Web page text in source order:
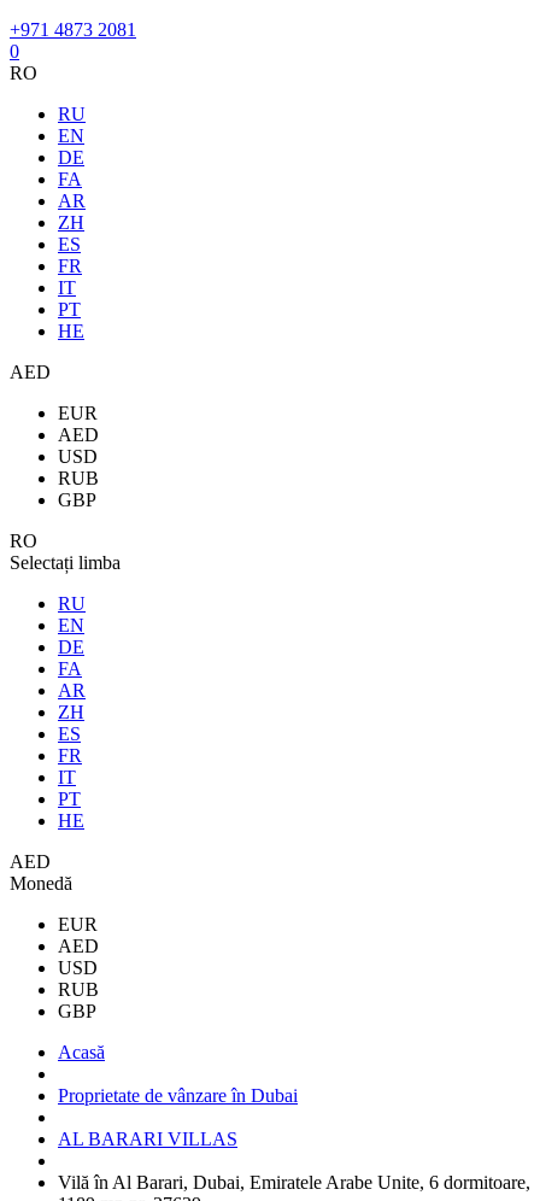
+971 4873 2081
0
RO
RU
EN
DE
FA
AR
ZH
ES
FR
IT
PT
HE
AED
EUR
AED
USD
RUB
GBP
RO
Selectați limba
RU
EN
DE
FA
AR
ZH
ES
FR
IT
PT
HE
AED
Monedă
EUR
AED
USD
RUB
GBP
Acasă
Proprietate de vânzare în Dubai
AL BARARI VILLAS
Vilă în Al Barari, Dubai, Emiratele Arabe Unite, 6 dormitoare,